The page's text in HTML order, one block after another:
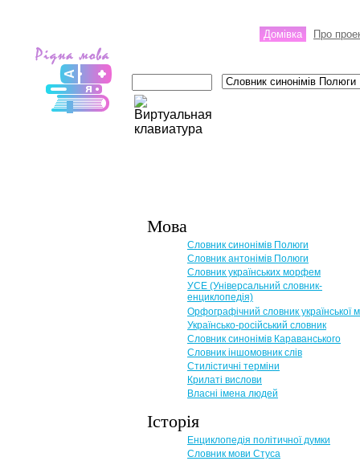
Домівка Про
Мова
Словник синонімів Полюги
Словник антонімів Полюги
Словник українських морфем
УСЕ (Універсальний словник-
енциклопедія)
Орфографічний словник української
Українсько-російський словник
Словник синонімів Караванського
Словник іншомовник слів
Стилістичні терміни
Крилаті вислови
Власні імена людей
Історія
Енциклопедія політичної думки
Словник мови Стуса